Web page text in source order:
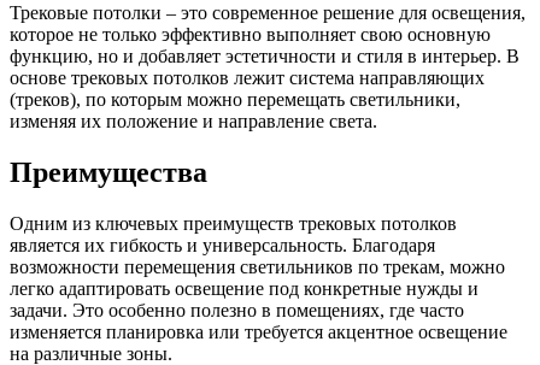
Трековые потолки – это современное решение для освещения,
которое не только эффективно выполняет свою основную
функцию, но и добавляет эстетичности и стиля в интерьер. В
основе трековых потолков лежит система направляющих
(треков), по которым можно перемещать светильники,
изменяя их положение и направление света.
Преимущества
Одним из ключевых преимуществ трековых потолков
является их гибкость и универсальность. Благодаря
возможности перемещения светильников по трекам, можно
легко адаптировать освещение под конкретные нужды и
задачи. Это особенно полезно в помещениях, где часто
изменяется планировка или требуется акцентное освещение
на различные зоны.